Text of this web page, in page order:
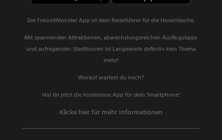
Die FreizeitMonster App ist dein Reiseführer für die Hosentasche.
Mit spannenden Attraktionen, abwechslungsreichen Ausflugstipps
und aufregenden Stadttouren ist Langeweile definitiv kein Thema
mehr!
Worauf wartest du noch?
Hol dir jetzt die kostenlose App für dein Smartphone!
Klicke hier für mehr Informationen